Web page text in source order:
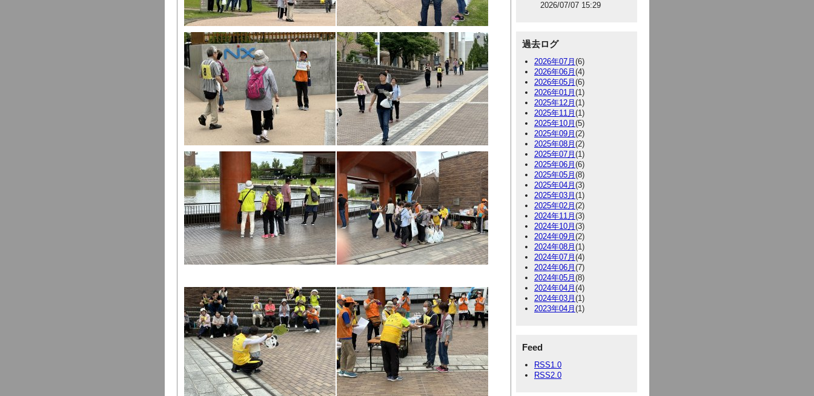
2026/07/07 15:29
過去ログ
2026年07月 (6)
2026年06月 (4)
2026年05月 (6)
2026年01月 (1)
2025年12月 (1)
2025年11月 (1)
2025年10月 (5)
2025年09月 (2)
2025年08月 (2)
2025年07月 (1)
2025年06月 (6)
2025年05月 (8)
2025年04月 (3)
2025年03月 (1)
2025年02月 (2)
2024年11月 (3)
2024年10月 (3)
2024年09月 (2)
2024年08月 (1)
2024年07月 (4)
2024年06月 (7)
2024年05月 (8)
2024年04月 (4)
2024年03月 (1)
2023年04月 (1)
Feed
RSS1.0
RSS2.0